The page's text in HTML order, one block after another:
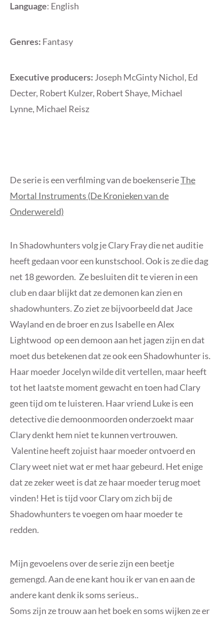
Language: English
Genres: Fantasy
Executive producers: Joseph McGinty Nichol, Ed
Decter, Robert Kulzer, Robert Shaye, Michael
Lynne, Michael Reisz
De serie is een verfilming van de boekenserieThe
Mortal Instruments (De Kronieken van de
Onderwereld)
In Shadowhunters volg je Clary Fray die net auditie
heeft gedaan voor een kunstschool. Ook is ze die dag
net 18 geworden. Ze besluiten dit te vieren in een
club en daar blijkt dat ze demonen kan zien en
shadowhunters. Zo ziet ze bijvoorbeeld dat Jace
Wayland en de broer en zus Isabelle en Alex
Lightwood op een demoon aan het jagen zijn en dat
moet dus betekenen dat ze ook een Shadowhunter is.
Haar moeder Jocelyn wilde dit vertellen, maar heeft
tot het laatste moment gewacht en toen had Clary
geen tijd om te luisteren. Haar vriend Luke is een
detective die demoonmoorden onderzoekt maar
Clary denkt hem niet te kunnen vertrouwen.
Valentine heeft zojuist haar moeder ontvoerd en
Clary weet niet wat er met haar gebeurd. Het enige
dat ze zeker weet is dat ze haar moeder terug moet
vinden! Het is tijd voor Clary om zich bij de
Shadowhunters te voegen om haar moeder te
redden.
Mijn gevoelens over de serie zijn een beetje
gemengd. Aan de ene kant hou ik er van en aan de
andere kant denk ik soms serieus..
Soms zijn ze trouw aan het boek en soms wijken ze er